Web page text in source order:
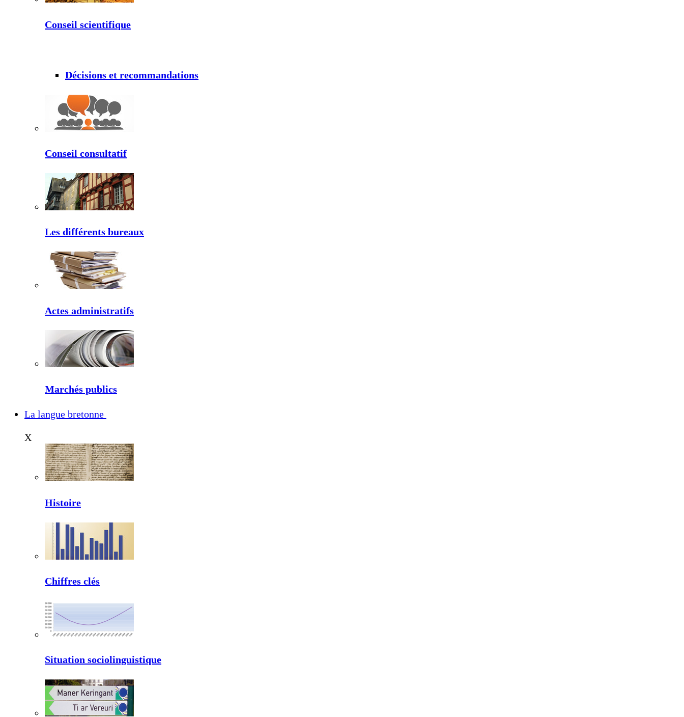
Conseil scientifique
Décisions et recommandations
Conseil consultatif
Les différents bureaux
Actes administratifs
Marchés publics
La langue bretonne
X
Histoire
Chiffres clés
Situation sociolinguistique